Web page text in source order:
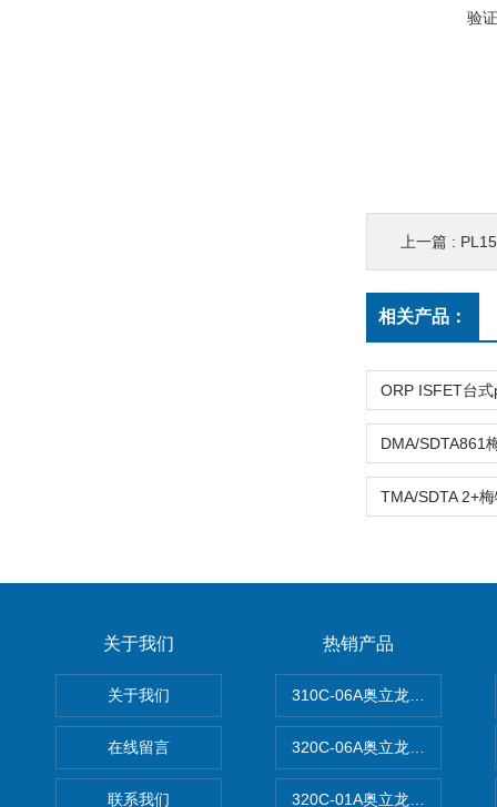
验
上一篇 :
相关产品：
关于我们
关于我们
在线留言
联系我们
热销产品
310C-06A奥立龙实验室台式
320C-06A奥立龙实验室便携
320C-01A奥立龙实验室便携